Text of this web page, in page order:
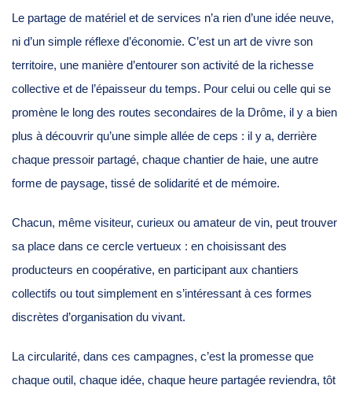
Le partage de matériel et de services n’a rien d’une idée neuve,
ni d’un simple réflexe d’économie. C’est un art de vivre son
territoire, une manière d’entourer son activité de la richesse
collective et de l’épaisseur du temps. Pour celui ou celle qui se
promène le long des routes secondaires de la Drôme, il y a bien
plus à découvrir qu’une simple allée de ceps : il y a, derrière
chaque pressoir partagé, chaque chantier de haie, une autre
forme de paysage, tissé de solidarité et de mémoire.
Chacun, même visiteur, curieux ou amateur de vin, peut trouver
sa place dans ce cercle vertueux : en choisissant des
producteurs en coopérative, en participant aux chantiers
collectifs ou tout simplement en s’intéressant à ces formes
discrètes d’organisation du vivant.
La circularité, dans ces campagnes, c’est la promesse que
chaque outil, chaque idée, chaque heure partagée reviendra, tôt